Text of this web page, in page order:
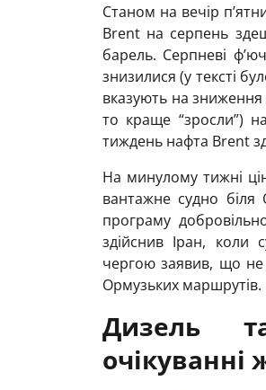
Станом на вечір
Brent на серпень
барель. Серпневі
знизилися (у тексті
вказують на
то краще “зросли”)
тиждень нафта Brent
На минулому тижні
вантажне судно
програму
здійснив Іран, коли
чергою заявив, що не
Ормузьких маршрутів.
Дизель
очікуванні